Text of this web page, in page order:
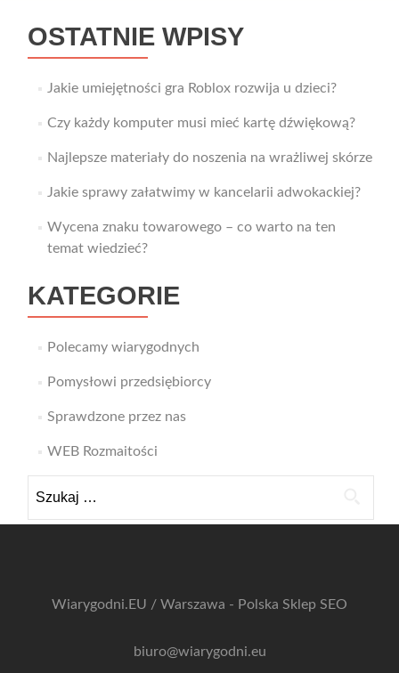
OSTATNIE WPISY
Jakie umiejętności gra Roblox rozwija u dzieci?
Czy każdy komputer musi mieć kartę dźwiękową?
Najlepsze materiały do noszenia na wrażliwej skórze
Jakie sprawy załatwimy w kancelarii adwokackiej?
Wycena znaku towarowego – co warto na ten
temat wiedzieć?
KATEGORIE
Polecamy wiarygodnych
Pomysłowi przedsiębiorcy
Sprawdzone przez nas
WEB Rozmaitości
Wiarygodni.EU / Warszawa - Polska Sklep SEO
biuro@wiarygodni.eu